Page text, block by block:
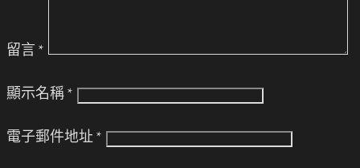
留言 *
顯示名稱 *
電子郵件地址 *